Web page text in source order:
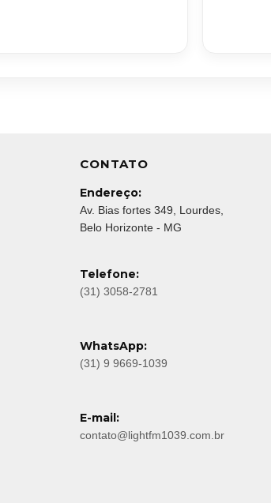
CONTATO
Endereço:
Av. Bias fortes 349, Lourdes,
Belo Horizonte - MG
Telefone:
(31) 3058-2781
WhatsApp:
(31) 9 9669-1039
E-mail:
contato@lightfm1039.com.br